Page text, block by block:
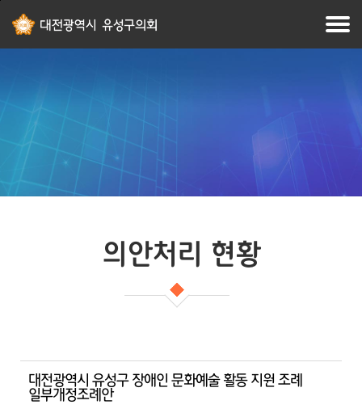
바로가기
바로가기
의안처리 현황
대전광역시 유성구 장애인 문화예술 활동 지원 조례
일부개정조례안